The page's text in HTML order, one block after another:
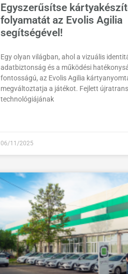
Egyszerűsítse
folyamatát az Evolis Agilia
segítségével!
Egy olyan világban, ahol a vizuális
adatbiztonság és a működési
fontosságú, az Evolis Agilia
megváltoztatja a játékot. Fejlett
technológiájának
06/11/2025